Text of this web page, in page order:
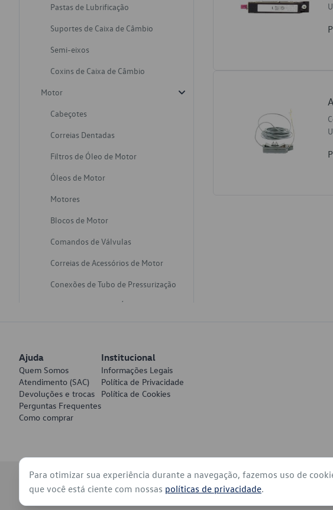
Pastas de Lubrificação
Suportes de Caixa de Câmbio
Semi-eixos
Coxins de Caixa de Câmbio
Motor
Cabeçotes
Correias Dentadas
Filtros de Óleo de Motor
Óleos de Motor
Motores
Blocos de Motor
Comandos de Válvulas
Correias de Acessórios de Motor
Conexões de Tubo de Pressurização
Varetas de Nivel de Óleo
Discos de Freio
Juntas de Bomba de Vácuo
Mangueiras de Vácuo de Servo
Pratos de Disco de Freio
Travas de Pastilha de Freio
Ajuda
Quem Somos
Atendimento (SAC)
Devoluções e trocas
Perguntas Frequentes
Como comprar
Institucional
Informações Legais
Política de Privacidade
Política de Cookies
© 2026 - Volkswagen do Brasil - Todos os direitos reservados
Para otimizar sua experiência durante a navegação, fazemos uso de
que você está ciente com nossas políticas de privacidade.